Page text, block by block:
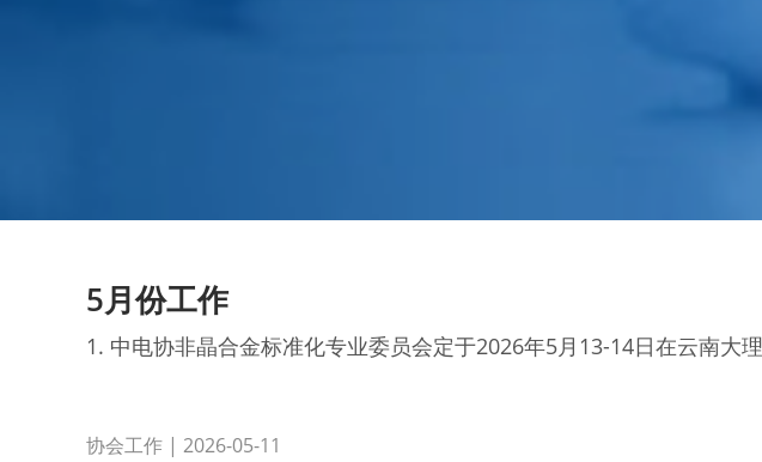
5月份工作
1. 中电协非晶合金标准化专业委员会定于2026年5月13-14日在云南大
协会工作 | 2026-05-11